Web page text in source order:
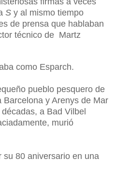
S y al mismo tiempo
de prensa que hablaban
técnico de Martz
como Esparch.
pueblo pesquero de
y Arenys de Mar
a Bad Vilbel
murió
su 80 aniversario en una